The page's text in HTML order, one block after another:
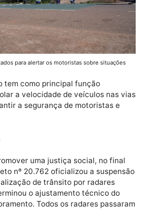
TRÂNSITO
para alertar os motoristas sobre situações